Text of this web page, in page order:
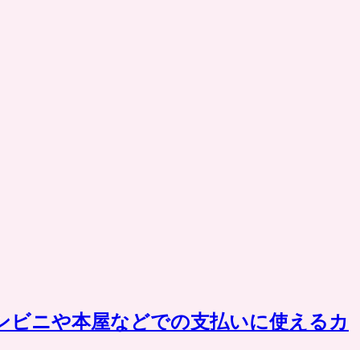
ビニや本屋などでの支払いに使えるカ